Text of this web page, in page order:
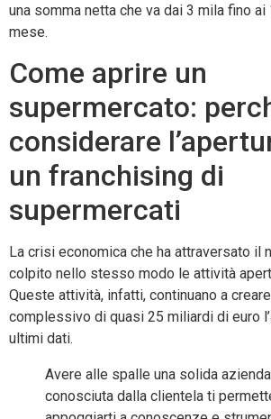
una somma netta che va dai 3 mila fino
mese.
Come aprire un
supermercato:
considerare
un franchising di
supermercati
La crisi economica che ha attraversato il
colpito nello stesso modo le attività
Queste attività, infatti, continuano a
complessivo di quasi 25 miliardi di euro
ultimi dati.
Avere alle spalle una solida
conosciuta dalla clientela ti